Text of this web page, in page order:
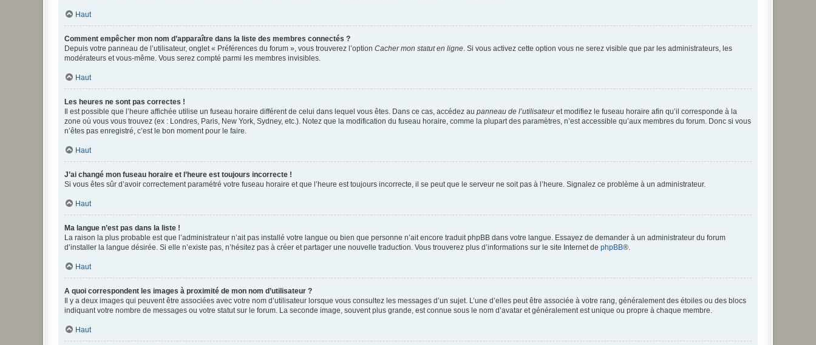
Haut
Comment empêcher mon nom d’apparaître dans la liste des membres connectés ?
Depuis votre panneau de l’utilisateur, onglet « Préférences du forum », vous trouverez l’option Cacher mon statut en ligne . Si vous activez cette option vous ne serez visible que par les administrateurs, les
modérateurs et vous-même. Vous serez compté parmi les membres invisibles.
Haut
Les heures ne sont pas correctes !
Il est possible que l’heure affichée utilise un fuseau horaire différent de celui dans lequel vous êtes. Dans ce cas, accédez au panneau de l’utilisateuret modifiez le fuseau horaire afin qu’il corresponde à la
zone où vous vous trouvez (ex : Londres, Paris, New York, Sydney, etc.). Notez que la modification du fuseau horaire, comme la plupart des paramètres, n’est accessible qu’aux membres du forum. Donc si vous
n’êtes pas enregistré, c’est le bon moment pour le faire.
Haut
J’ai changé mon fuseau horaire et l’heure est toujours incorrecte !
Si vous êtes sûr d’avoir correctement paramétré votre fuseau horaire et que l’heure est toujours incorrecte, il se peut que le serveur ne soit pas à l’heure. Signalez ce problème à un administrateur.
Haut
Ma langue n’est pas dans la liste !
La raison la plus probable est que l’administrateur n’ait pas installé votre langue ou bien que personne n’ait encore traduit phpBB dans votre langue. Essayez de demander à un administrateur du forum
d’installer la langue désirée. Si elle n’existe pas, n’hésitez pas à créer et partager une nouvelle traduction. Vous trouverez plus d’informations sur le site Internet de phpBB®.
Haut
A quoi correspondent les images à proximité de mon nom d’utilisateur ?
Il y a deux images qui peuvent être associées avec votre nom d’utilisateur lorsque vous consultez les messages d’un sujet. L’une d’elles peut être associée à votre rang, généralement des étoiles ou des blocs
indiquant votre nombre de messages ou votre statut sur le forum. La seconde image, souvent plus grande, est connue sous le nom d’avatar et généralement est unique ou propre à chaque membre.
Haut